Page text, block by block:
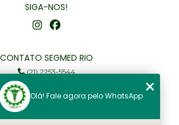
SIGA-NOS!
CONTATO SEGMED RIO
(21) 2253-5544
(21) 97905-3352
segmed@segmedrio.com.br
Olá! Fale agora pelo WhatsApp